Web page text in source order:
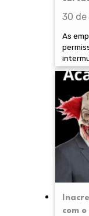
30
As
com o